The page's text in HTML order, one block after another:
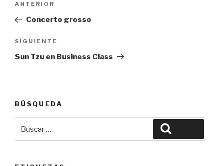
entradas
Entrada
anterior:
ANTERIOR
Concerto grosso
Siguiente
entrada
SIGUIENTE
Sun Tzu en Business Class
BÚSQUEDA
por: